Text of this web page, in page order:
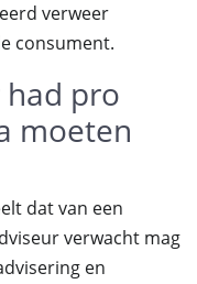
verweer
consument.
pro
moeten
dat van een
verwacht mag
en